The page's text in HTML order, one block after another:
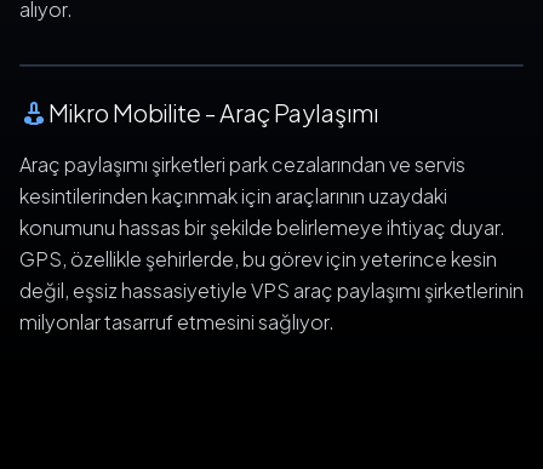
alıyor.
Mikro Mobilite - Araç Paylaşımı
Araç paylaşımı şirketleri park cezalarından ve servis
kesintilerinden kaçınmak için araçlarının uzaydaki
konumunu hassas bir şekilde belirlemeye ihtiyaç duyar.
GPS, özellikle şehirlerde, bu görev için yeterince kesin
değil, eşsiz hassasiyetiyle VPS araç paylaşımı şirketlerinin
milyonlar tasarruf etmesini sağlıyor.